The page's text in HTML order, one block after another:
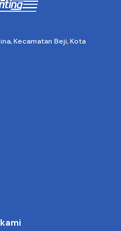
Kecamatan Beji, Kota